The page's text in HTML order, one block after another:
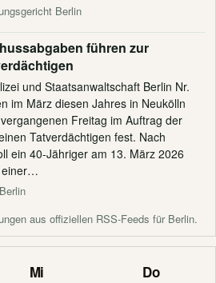
Berlin
führen zur
und Staatsanwaltschaft Berlin Nr.
im März diesen Jahres in Neukölln
Freitag im Auftrag der
Tatverdächtigen fest. Nach
ein 40-Jähriger am 13. März 2026
einer…
aus offiziellen RSS-Feeds für Berlin.
Mi Do